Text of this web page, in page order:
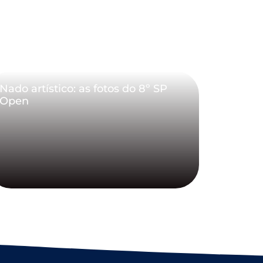
Nado artístico: as fotos do 8º SP
Open